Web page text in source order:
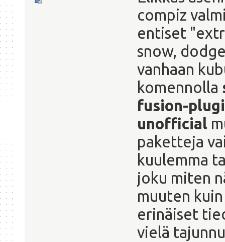
compiz
entiset
snow,
vanhaan
komennolla
fusion-
unofficial
paketteja
kuulemma
joku miten
muuten
erinäiset
vielä